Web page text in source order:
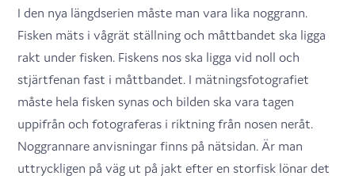
I den nya längdserien måste man vara lika noggrann.
Fisken mäts i vågrät ställning och måttbandet ska ligga
rakt under fisken. Fiskens nos ska ligga vid noll och
stjärtfenan fast i måttbandet. I mätningsfotografiet
måste hela fisken synas och bilden ska vara tagen
uppifrån och fotograferas i riktning från nosen neråt.
Noggrannare anvisningar finns på nätsidan. Är man
uttryckligen på väg ut på jakt efter en storfisk lönar det